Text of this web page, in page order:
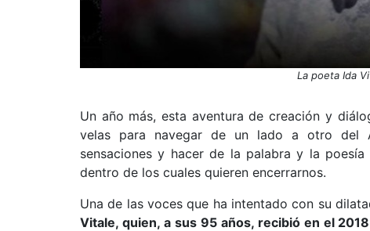
La poeta Ida
Un año más, esta aventura de creación y
velas para navegar de un lado a otro del
sensaciones y hacer de la palabra y la
dentro de los cuales quieren encerrarnos.
Una de las voces que ha intentado con su
Vitale, quien, a sus 95 años, recibió en el